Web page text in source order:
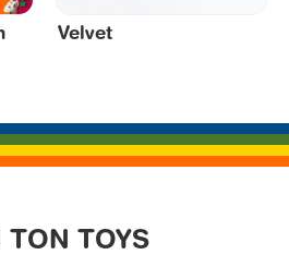
Velvet
TON TOYS